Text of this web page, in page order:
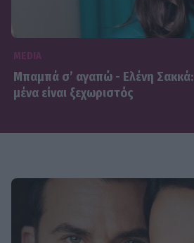
MEDIA
Μπαμπά σ’ αγαπώ - Ελένη Σακκά:
μένα είναι ξεχωριστός